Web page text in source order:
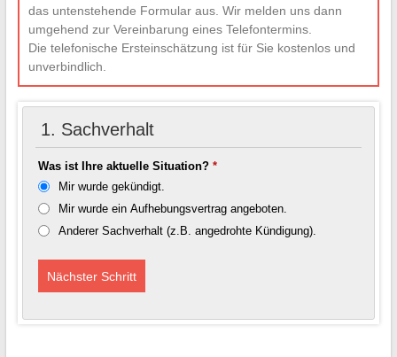
das untenstehende Formular aus. Wir melden uns dann
umgehend zur Vereinbarung eines Telefontermins.
Die telefonische Ersteinschätzung ist für Sie kostenlos und
unverbindlich.
1. Sachverhalt
Was ist Ihre aktuelle Situation?*
Mir wurde gekündigt.
Mir wurde ein Aufhebungsvertrag angeboten.
Anderer Sachverhalt (z.B. angedrohte Kündigung).
Nächster Schritt